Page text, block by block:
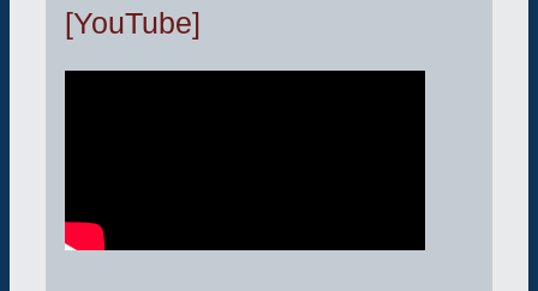
[YouTube]